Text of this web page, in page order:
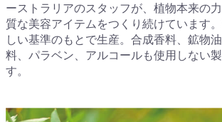
ーストラリアのスタッフが、植物本来の
質な美容アイテムをつくり続けています
しい基準のもとで生産。合成香料、鉱物
料、パラベン、アルコールも使用しない
す。